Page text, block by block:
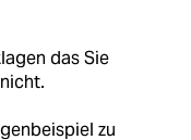
das Sie
zu